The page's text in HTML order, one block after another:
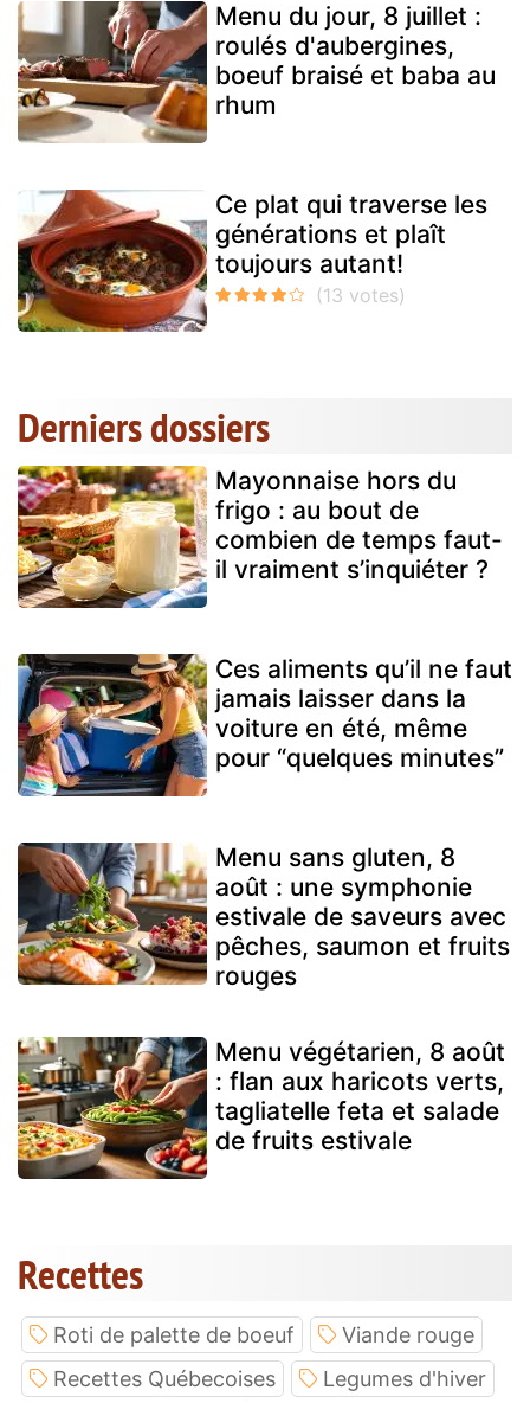
Menu du jour, 8 juillet :
roulés d'aubergines,
boeuf braisé et baba au
rhum
Ce plat qui traverse les
générations et plaît
toujours autant!
Derniers dossiers
Mayonnaise hors du
frigo : au bout de
combien de temps faut-
il vraiment s’inquiéter ?
Ces aliments qu’il ne faut
jamais laisser dans la
voiture en été, même
pour “quelques minutes”
Menu sans gluten, 8
août : une symphonie
estivale de saveurs avec
pêches, saumon et fruits
rouges
Menu végétarien, 8 août
: flan aux haricots verts,
tagliatelle feta et salade
de fruits estivale
Recettes
Roti de palette de boeuf
Viande rouge
Recettes Québecoises
Legumes d'hiver